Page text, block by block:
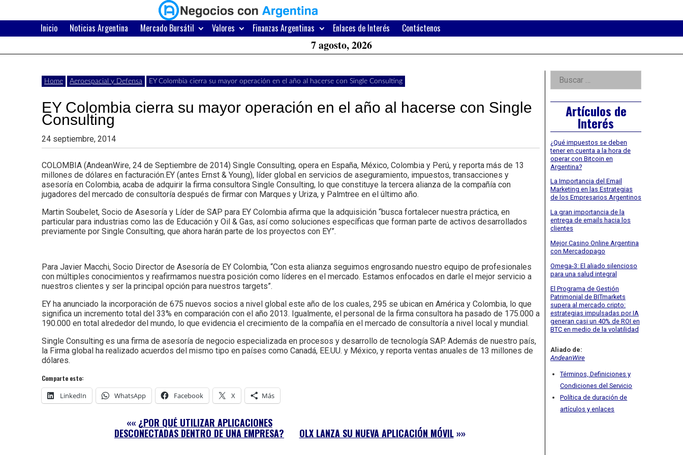
content
Negocios
con
Argentina
Últimas
noticias,
y
actualidad
de
negocios
con
Argentina.
Area
Inicio Noticias Argentina Mercado Bursátil Valores Finanzas Argentinas Enlaces de Interés Contáctenos
7 agosto, 2026
Home Aeroespacial y Defensa EY Colombia cierra su mayor operación en el año al hacerse con Single Consulting
EY Colombia cierra su mayor operación en el año al hacerse con Single
Consulting
24 septiembre, 2014
COLOMBIA (AndeanWire, 24 de Septiembre de 2014) Single Consulting, opera en España, México, Colombia y Perú, y reporta más de 13
millones de dólares en facturación.EY (antes Ernst & Young), líder global en servicios de aseguramiento, impuestos, transacciones y
asesoría en Colombia, acaba de adquirir la firma consultora Single Consulting, lo que constituye la tercera alianza de la compañía con
jugadores del mercado de consultoría después de firmar con Marques y Uriza, y Palmtree en el último año.
Martin Soubelet, Socio de Asesoría y Líder de SAP para EY Colombia afirma que la adquisición “busca fortalecer nuestra práctica, en
particular para industrias como las de Educación y Oil & Gas, así como soluciones específicas que forman parte de activos desarrollados
previamente por Single Consulting, que ahora harán parte de los proyectos con EY”.
Para Javier Macchi, Socio Director de Asesoría de EY Colombia, “Con esta alianza seguimos engrosando nuestro equipo de profesionales
con múltiples conocimientos y reafirmamos nuestra posición como líderes en el mercado. Estamos enfocados en darle el mejor servicio a
nuestros clientes y ser la principal opción para nuestros targets”.
EY ha anunciado la incorporación de 675 nuevos socios a nivel global este año de los cuales, 295 se ubican en América y Colombia, lo que
significa un incremento total del 33% en comparación con el año 2013. Igualmente, el personal de la firma consultora ha pasado de 175.000 a
190.000 en total alrededor del mundo, lo que evidencia el crecimiento de la compañía en el mercado de consultoría a nivel local y mundial.
Single Consulting es una firma de asesoría de negocio especializada en procesos y desarrollo de tecnología SAP. Además de nuestro país,
la Firma global ha realizado acuerdos del mismo tipo en países como Canadá, EE.UU. y México, y reporta ventas anuales de 13 millones de
dólares.
Comparte esto:
LinkedIn WhatsApp Facebook X Más
«« ¿POR QUÉ UTILIZAR APLICACIONES
DESCONECTADAS DENTRO DE UNA EMPRESA?
OLX LANZA SU NUEVA APLICACIÓN MÓVIL»»
Right
Asides
Buscar:
Artículos de
Interés
¿Qué impuestos se deben
tener en cuenta a la hora de
operar con Bitcoin en
Argentina?
La Importancia del Email
Marketing en las Estrategias
de los Empresarios Argentinos
La gran importancia de la
entrega de emails hacia los
clientes
Mejor Casino Online Argentina
con Mercadopago
Omega-3: El aliado silencioso
para una salud integral
El Programa de Gestión
Patrimonial de BITmarkets
supera al mercado cripto:
estrategias impulsadas por IA
generan casi un 40% de ROI en
BTC en medio de la volatilidad
Aliado de:
AndeanWire
Términos, Definiciones y
Condiciones del Servicio
Política de duración de
artículos y enlaces